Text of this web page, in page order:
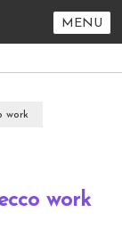
MENU
work
work